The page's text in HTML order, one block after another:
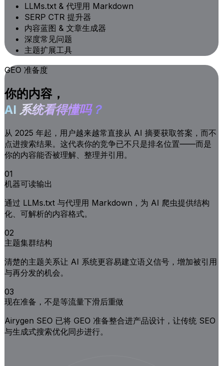
LLMs.txt & 代理用 Markdown
SERP CTR 提升器
内容蓝图 & 文章生成器
深度常见问题
主题扩展工具
GEO 准备度
你的内容，
AI 系统看得懂吗？
从 2025 年起，用户越来越常直接从 AI 摘要获取答案，而不
点进搜索结果。这代表你的竞争已不只是排名位置——而是
你的内容能否被理解、整理并引用。
01
机器可读输出
通过 LLMs.txt 与代理用 Markdown，为 AI 爬虫提供结构
化、可解析的内容格式。
02
主题集群结构
清楚的主题关系让 AI 系统更容易建立语义信号，增加被引用
与再分发的机会。
03
现在准备，不是等流量下滑后重做
Airygen SEO 已将 GEO 准备整合进产品设计，让传统 SEO
与生成式搜索优化同步进行。